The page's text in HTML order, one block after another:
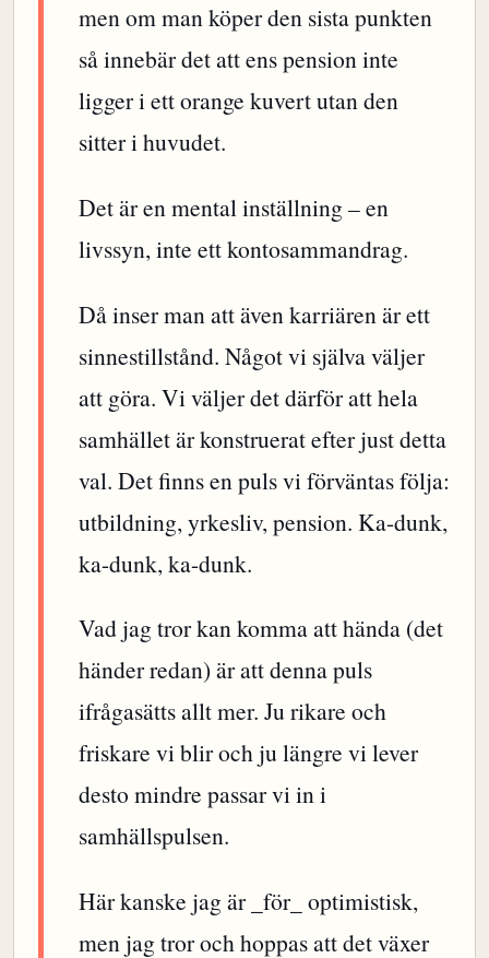
men om man köper den sista punkten
så innebär det att ens pension inte
ligger i ett orange kuvert utan den
sitter i huvudet.
Det är en mental inställning – en
livssyn, inte ett kontosammandrag.
Då inser man att även karriären är ett
sinnestillstånd. Något vi själva väljer
att göra. Vi väljer det därför att hela
samhället är konstruerat efter just detta
val. Det finns en puls vi förväntas följa:
utbildning, yrkesliv, pension. Ka-dunk,
ka-dunk, ka-dunk.
Vad jag tror kan komma att hända (det
händer redan) är att denna puls
ifrågasätts allt mer. Ju rikare och
friskare vi blir och ju längre vi lever
desto mindre passar vi in i
samhällspulsen.
Här kanske jag är _för_ optimistisk,
men jag tror och hoppas att det växer